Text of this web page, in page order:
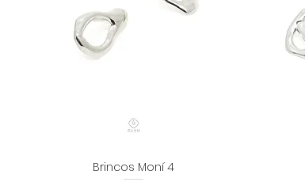
Visualização rápida
Brincos Moní 4